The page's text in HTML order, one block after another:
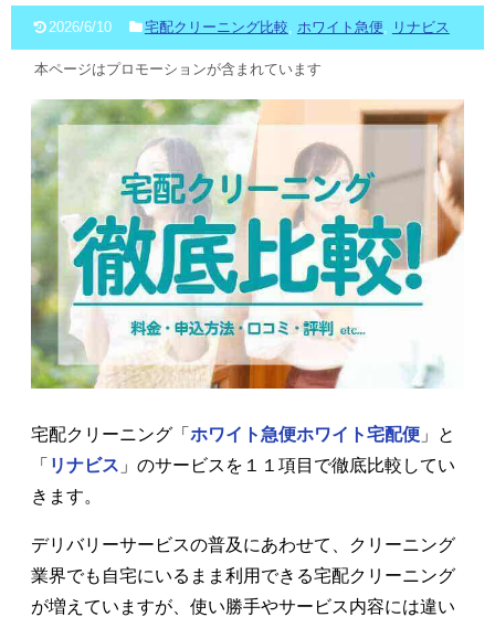
2026/6/10 宅配クリーニング比較, ホワイト急便, リナビス
本ページはプロモーションが含まれています
宅配クリーニング「 ホワイト急便ホワイト宅配便 」と
「 リナビス 」のサービスを１１項目で徹底比較してい
きます。
デリバリーサービスの普及にあわせて、クリーニング
業界でも自宅にいるまま利用できる宅配クリーニング
が増えていますが、使い勝手やサービス内容には違い